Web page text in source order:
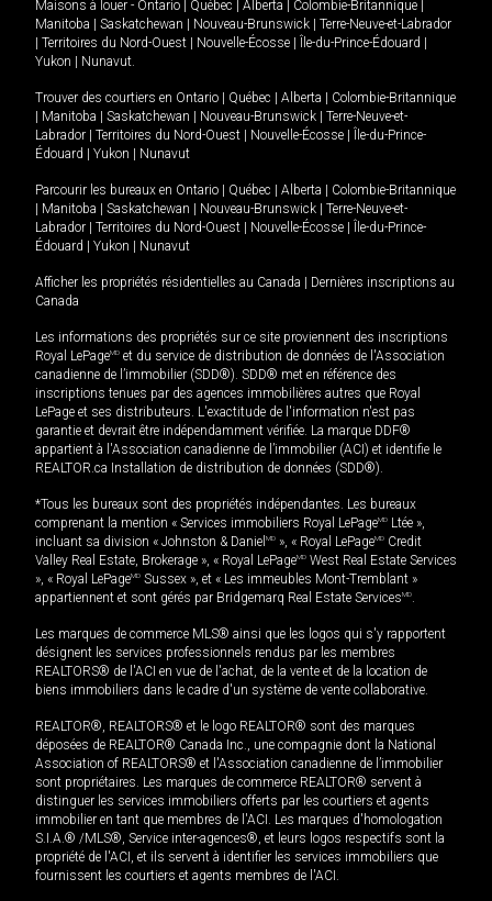
Maisons à louer - Ontario | Québec | Alberta | Colombie-Britannique |
Manitoba | Saskatchewan | Nouveau-Brunswick | Terre-Neuve-et-Labrador
| Territoires du Nord-Ouest | Nouvelle-Écosse | Île-du-Prince-Édouard |
Yukon | Nunavut
Trouver des courtiers en Ontario | Québec | Alberta | Colombie-Britannique
| Manitoba | Saskatchewan | Nouveau-Brunswick | Terre-Neuve-et-
Labrador | Territoires du Nord-Ouest | Nouvelle-Écosse | Île-du-Prince-
Édouard | Yukon | Nunavut
Parcourir les bureaux en Ontario | Québec | Alberta | Colombie-Britannique
| Manitoba | Saskatchewan | Nouveau-Brunswick | Terre-Neuve-et-
Labrador | Territoires du Nord-Ouest | Nouvelle-Écosse | Île-du-Prince-
Édouard | Yukon | Nunavut
Afficher les propriétés résidentielles au Canada | Dernières inscriptions au
Canada
Les informations des propriétés sur ce site proviennent des inscriptions
Royal LePageMD et du service de distribution de données de l'Association
canadienne de l’immobilier (SDD®). SDD® met en référence des
inscriptions tenues par des agences immobilières autres que Royal
LePage et ses distributeurs. L'exactitude de l'information n'est pas
garantie et devrait être indépendamment vérifiée. La marque DDF®
appartient à l'Association canadienne de l’immobilier (ACI) et identifie le
REALTOR.ca Installation de distribution de données (SDD®).
*Tous les bureaux sont des propriétés indépendantes. Les bureaux
comprenant la mention « Services immobiliers Royal LePageMD Ltée »,
incluant sa division « Johnston & Daniel MD », « Royal LePageMD Credit
Valley Real Estate, Brokerage », « Royal LePageMD West Real Estate Services
», « Royal LePageMD Sussex », et « Les immeubles Mont-Tremblant »
appartiennent et sont gérés par Bridgemarq Real Estate ServicesMD
Les marques de commerce MLS® ainsi que les logos qui s'y rapportent
désignent les services professionnels rendus par les membres
REALTORS® de l'ACI en vue de l'achat, de la vente et de la location de
biens immobiliers dans le cadre d'un système de vente collaborative.
REALTOR®, REALTORS® et le logo REALTOR® sont des marques
déposées de REALTOR® Canada Inc., une compagnie dont la National
Association of REALTORS® et l'Association canadienne de l’immobilier
sont propriétaires. Les marques de commerce REALTOR® servent à
distinguer les services immobiliers offerts par les courtiers et agents
immobilier en tant que membres de l'ACI. Les marques d'homologation
S.I.A.® /MLS®, Service inter-agences®, et leurs logos respectifs sont la
propriété de l'ACI, et ils servent à identifier les services immobiliers que
fournissent les courtiers et agents membres de l'ACI.